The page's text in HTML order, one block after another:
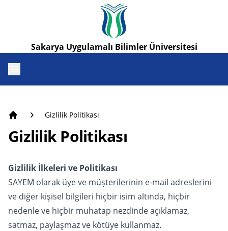
Sakarya Uygulamalı Bilimler Üniversitesi
Gizlilik Politikası
Gizlilik Politikası
Gizlilik İlkeleri ve Politikası
SAYEM olarak üye ve müşterilerinin e-mail adreslerini
ve diğer kişisel bilgileri hiçbir isim altında, hiçbir
nedenle ve hiçbir muhatap nezdinde açıklamaz,
satmaz, paylaşmaz ve kötüye kullanmaz.